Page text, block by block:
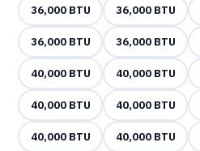
36,000 BTU
36,000 BTU
36,000 BTU
36,000 BTU
40,000 BTU
40,000 BTU
40,000 BTU
40,000 BTU
40,000 BTU
40,000 BTU